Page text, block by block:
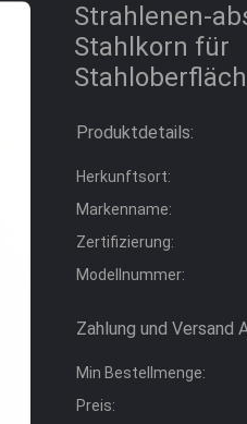
Strahlenen-
Stahlkorn für
Produktdetails:
Herkunftsort:
Markenname:
Zertifizierung:
Modellnummer:
Zahlung und Versand
Min Bestellmenge:
Preis: